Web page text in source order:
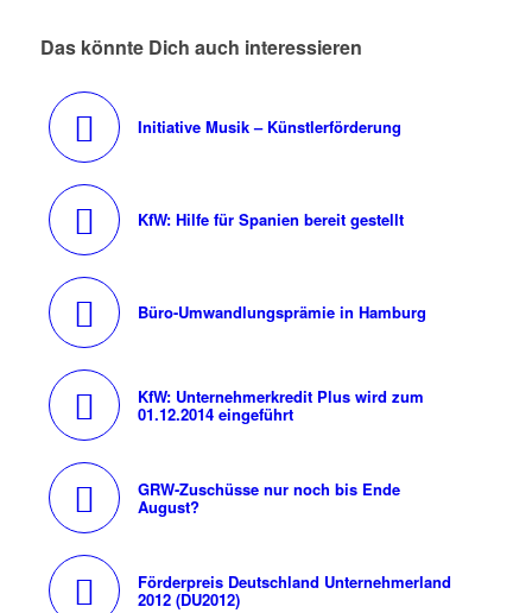
Das könnte Dich auch interessieren
Initiative Musik – Künstlerförderung
KfW: Hilfe für Spanien bereit gestellt
Büro-Umwandlungsprämie in Hamburg
KfW: Unternehmerkredit Plus wird zum
01.12.2014 eingeführt
GRW-Zuschüsse nur noch bis Ende
August?
Förderpreis Deutschland Unternehmerland
2012 (DU2012)